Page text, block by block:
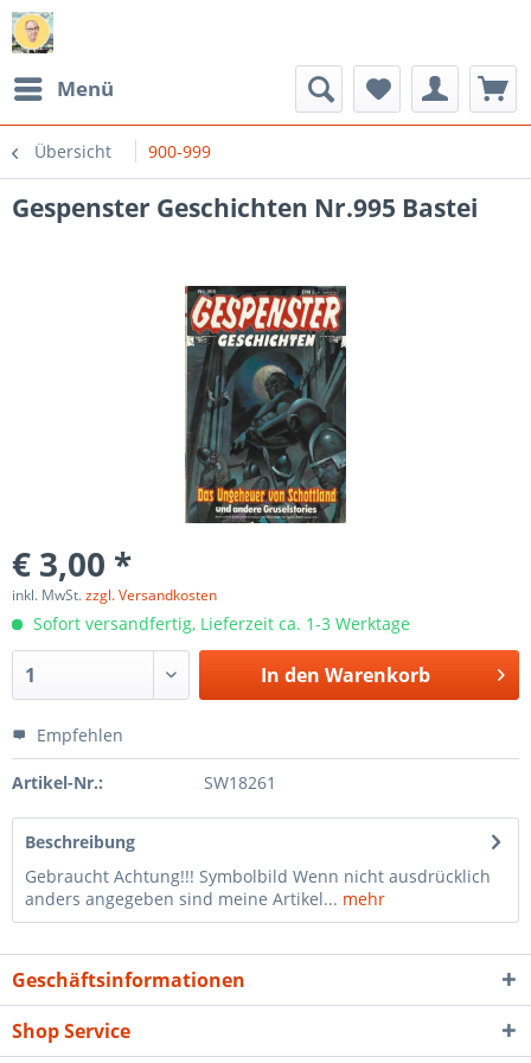
Menü
Übersicht 900-999
Gespenster Geschichten Nr.995 Bastei
€ 3,00 *
inkl. MwSt.zzgl. Versandkosten
Sofort versandfertig, Lieferzeit ca. 1-3 Werktage
In den Warenkorb
Empfehlen
Artikel-Nr.: SW18261
Beschreibung
Gebraucht Achtung!!! Symbolbild Wenn nicht ausdrücklich
anders angegeben sind meine Artikel... mehr
Geschäftsinformationen
Shop Service